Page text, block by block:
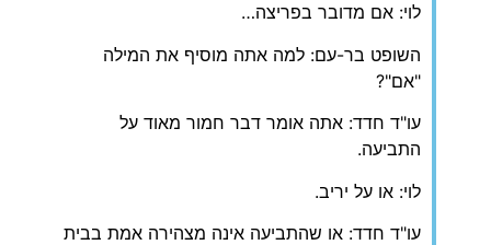
לוי: אם מדובר בפריצה…
השופט בר-עם: למה אתה מוסיף את המילה
"אם"?
עו"ד חדד: אתה אומר דבר חמור מאוד על
התביעה.
לוי: או על יריב.
עו"ד חדד: או שהתביעה אינה מצהירה אמת בבית